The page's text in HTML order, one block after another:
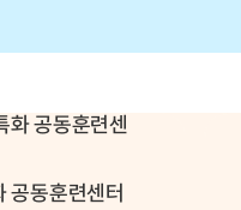
화 공동훈련센
동훈련센터